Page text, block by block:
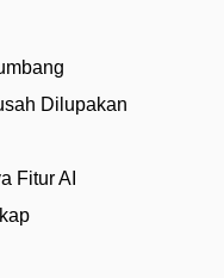
Dilupakan
Fitur AI